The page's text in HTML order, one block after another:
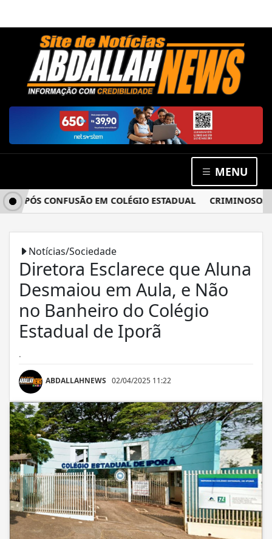
MENU
CONFUSÃO EM COLÉGIO ESTADUAL CRIMINOSOS
Notícias/Sociedade
Diretora Esclarece que Aluna
Desmaiou em Aula, e Não
no Banheiro do Colégio
Estadual de Iporã
.
ABDALLAHNEWS 02/04/2025 11:22